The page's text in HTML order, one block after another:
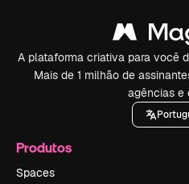
A plataforma criativa para você
Mais de 1 milhão de
agências e
Produtos
Spaces